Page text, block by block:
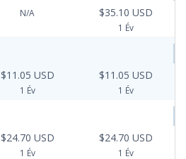
N/A $35.10 USD
1 Év
$11.05 USD
1 Év
$11.05 USD
1 Év
$24.70 USD
1 Év
$24.70 USD
1 Év